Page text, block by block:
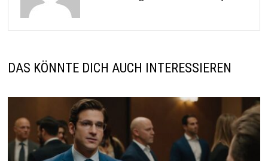
DAS KÖNNTE DICH AUCH INTERESSIEREN